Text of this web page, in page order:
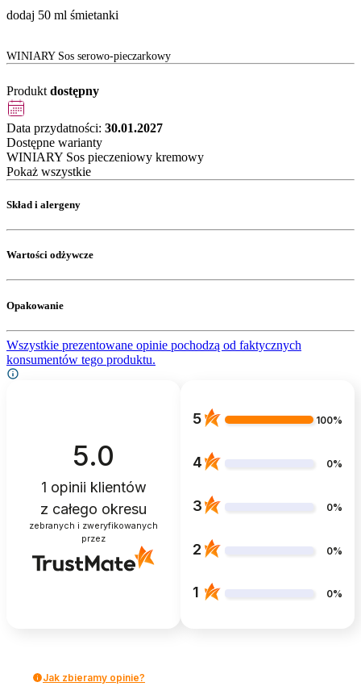
dodaj 50 ml śmietanki
WINIARY Sos serowo-pieczarkowy
Produkt dostępny
Data przydatności: 30.01.2027
Dostępne warianty
WINIARY Sos pieczeniowy kremowy
Pokaż wszystkie
Skład i alergeny
Wartości odżywcze
Opakowanie
Wszystkie prezentowane opinie pochodzą od faktycznych
konsumentów tego produktu.
5.0
1 opinii klientów
z całego okresu
zebranych i zweryfikowanych
przez
5 100%
4 0%
3 0%
2 0%
1 0%
Jak zbieramy opinie?